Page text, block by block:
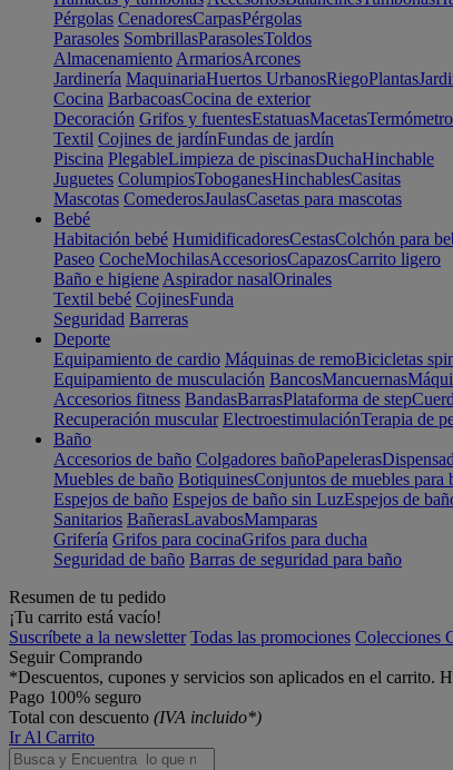
Pérgolas CenadoresCarpasPérgolas
Parasoles SombrillasParasolesToldos
Almacenamiento ArmariosArcones
Jardinería MaquinariaHuertos UrbanosRiegoPlantas
Cocina BarbacoasCocina de exterior
Decoración Grifos y fuentesEstatuasMacetas
Textil Cojines de jardínFundas de jardín
Piscina PlegableLimpieza de piscinasDuchaHinchable
Juguetes ColumpiosToboganesHinchablesCasitas
Mascotas ComederosJaulasCasetas para mascotas
Bebé
Habitación bebé HumidificadoresCestasColchón para
Paseo CocheMochilasAccesoriosCapazosCarrito ligero
Baño e higiene Aspirador nasalOrinales
Textil bebé CojinesFunda
Seguridad Barreras
Deporte
Equipamiento de cardio Máquinas de remoBicicletas
Equipamiento de musculación BancosMancuernas
Accesorios fitness BandasBarrasPlataforma de step
Recuperación muscular ElectroestimulaciónTerapia de
Baño
Accesorios de baño Colgadores bañoPapeleras
Muebles de baño BotiquinesConjuntos de muebles para
Espejos de baño Espejos de baño sin LuzEspejos de
Sanitarios BañerasLavabosMamparas
Grifería Grifos para cocinaGrifos para ducha
Seguridad de baño Barras de seguridad para baño
Resumen de tu pedido
¡Tu carrito está vacío!
Suscríbete a la newsletter Todas las promociones Colecciones
Seguir Comprando
*Descuentos, cupones y servicios son aplicados en el carrito.
Pago 100% seguro
Total con descuento (IVA incluido*)
Ir Al Carrito